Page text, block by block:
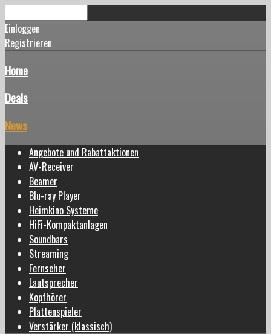
Einloggen
Registrieren
Home
Deals
News
Angebote und Rabattaktionen
AV-Receiver
Beamer
Blu-ray Player
Heimkino Systeme
HiFi-Kompaktanlagen
Soundbars
Streaming
Fernseher
Lautsprecher
Kopfhörer
Plattenspieler
Verstärker (klassisch)